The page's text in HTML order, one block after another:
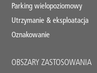
Parking wielopoziomowy
Utrzymanie & eksploatacja
Oznakowanie
OBSZARY ZASTOSOWANIA